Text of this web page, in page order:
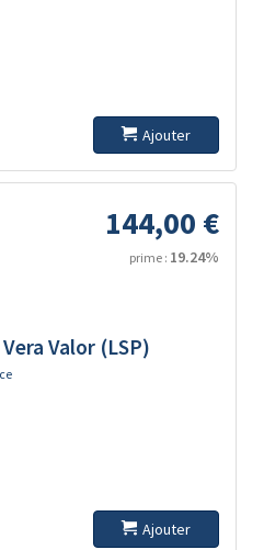
Ajouter
144,00 €
prime : 19.24%
Valor (LSP)
Ajouter